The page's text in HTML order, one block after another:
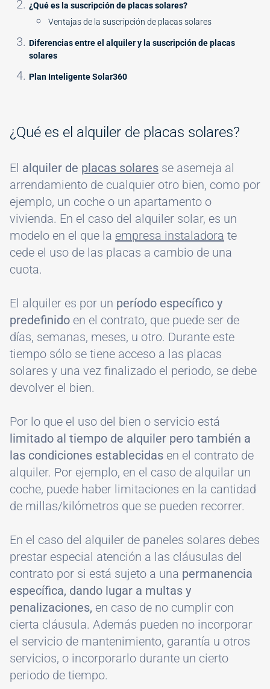
¿Qué es la suscripción de placas solares?
Ventajas de la suscripción de placas solares
Diferencias entre el alquiler y la suscripción de placas
solares
Plan Inteligente Solar360
¿Qué es el alquiler de placas solares?
El alquiler de placas solares se asemeja al
arrendamiento de cualquier otro bien, como por
ejemplo, un coche o un apartamento o
vivienda. En el caso del alquiler solar, es un
modelo en el que la empresa instaladora te
cede el uso de las placas a cambio de una
cuota.
El alquiler es por un período específico y
predefinido en el contrato, que puede ser de
días, semanas, meses, u otro. Durante este
tiempo sólo se tiene acceso a las placas
solares y una vez finalizado el periodo, se debe
devolver el bien.
Por lo que el uso del bien o servicio está
limitado al tiempo de alquiler pero también a
las condiciones establecidas en el contrato de
alquiler. Por ejemplo, en el caso de alquilar un
coche, puede haber limitaciones en la cantidad
de millas/kilómetros que se pueden recorrer.
En el caso del alquiler de paneles solares debes
prestar especial atención a las cláusulas del
contrato por si está sujeto a una permanencia
específica, dando lugar a multas y
penalizaciones, en caso de no cumplir con
cierta cláusula. Además pueden no incorporar
el servicio de mantenimiento, garantía u otros
servicios, o incorporarlo durante un cierto
periodo de tiempo.